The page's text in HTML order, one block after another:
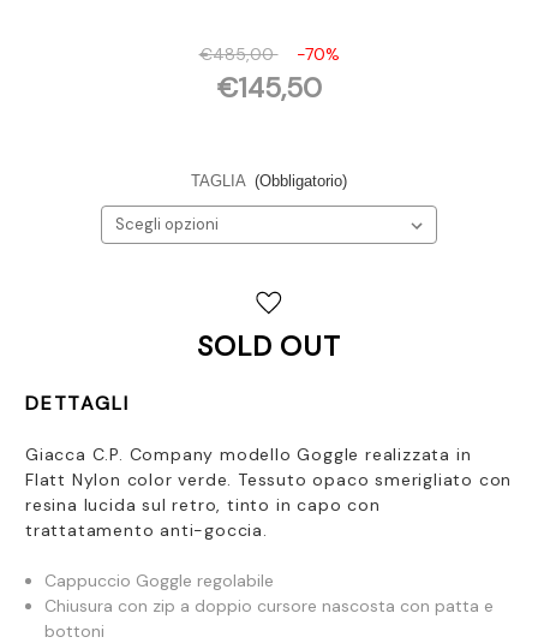
€485,00 -70%
€145,50
TAGLIA (Obbligatorio)
SOLD OUT
DETTAGLI
Giacca C.P. Company modello Goggle realizzata in
Flatt Nylon color verde. Tessuto opaco smerigliato con
resina lucida sul retro, tinto in capo con
trattatamento anti-goccia.
Cappuccio Goggle regolabile
Chiusura con zip a doppio cursore nascosta con patta e
bottoni